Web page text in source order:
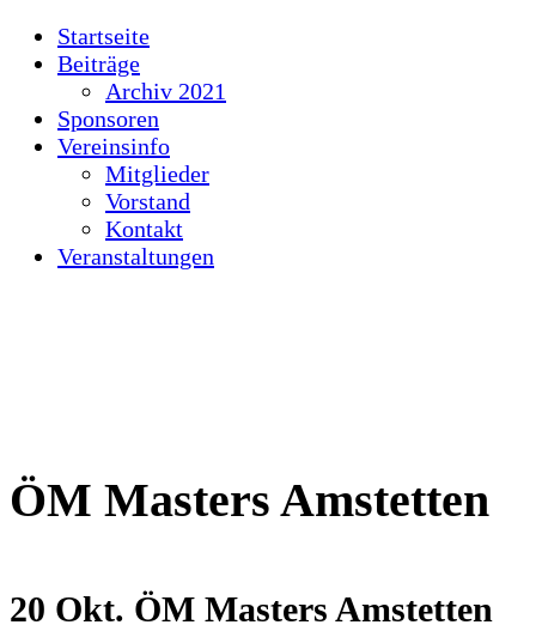
Startseite
Beiträge
Archiv 2021
Sponsoren
Vereinsinfo
Mitglieder
Vorstand
Kontakt
Veranstaltungen
ÖM Masters Amstetten
20 Okt. ÖM Masters Amstetten